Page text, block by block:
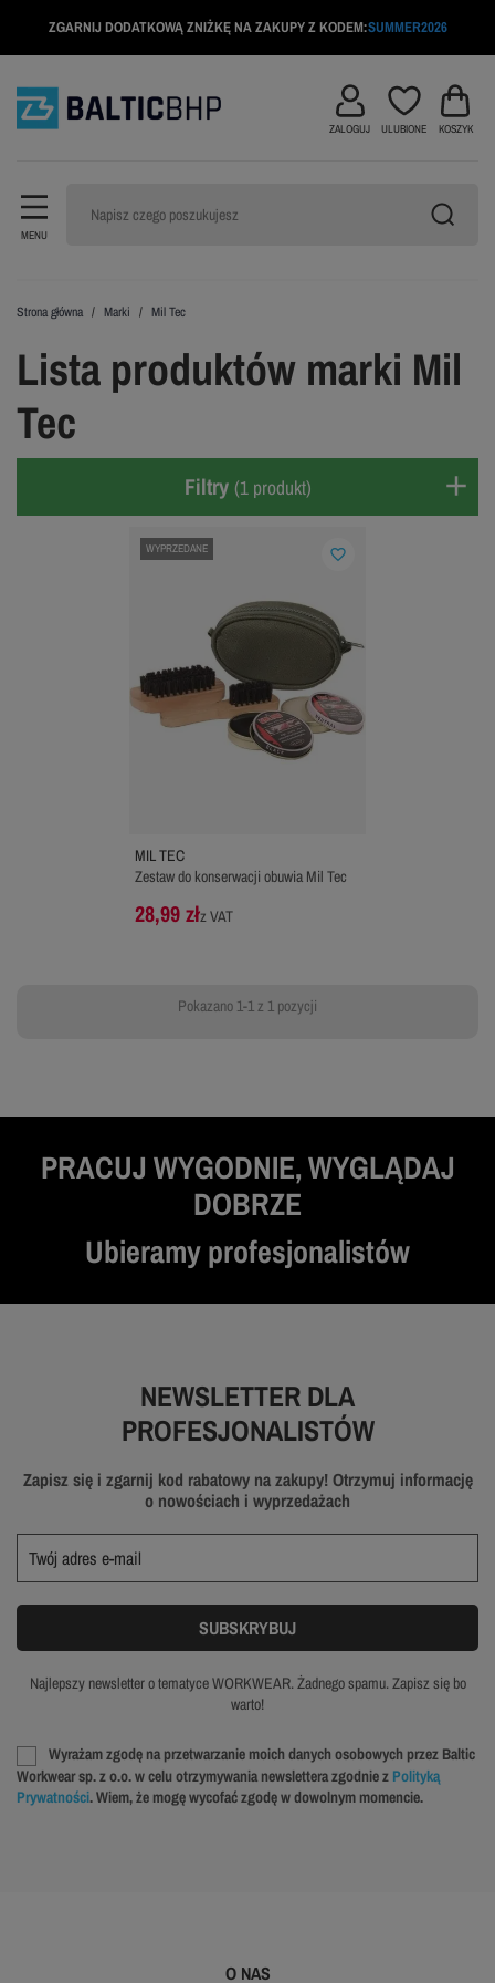
ZGARNIJ DODATKOWĄ ZNIŻKĘ NA ZAKUPY Z KODEM:SUMMER2026
MENU
ZALOGUJ ULUBIONE KOSZYK
Strona główna Marki Mil Tec
Lista produktów marki Mil
Tec
Filtry (1 produkt)
WYPRZEDANE
MIL TEC
Zestaw do konserwacji obuwia Mil Tec
28,99 złz VAT
favorite_border
Pokazano 1-1 z 1 pozycji
PRACUJ WYGODNIE, WYGLĄDAJ
DOBRZE
Ubieramy profesjonalistów
NEWSLETTER DLA
PROFESJONALISTÓW
Zapisz się i zgarnij kod rabatowy na zakupy! Otrzymuj informację
o nowościach i wyprzedażach
Najlepszy newsletter o tematyce WORKWEAR. Żadnego spamu. Zapisz się bo
warto!
Wyrażam zgodę na przetwarzanie moich danych osobowych przez Baltic
Workwear sp. z o.o. w celu otrzymywania newslettera zgodnie z Polityką
Prywatności. Wiem, że mogę wycofać zgodę w dowolnym momencie.
O NAS